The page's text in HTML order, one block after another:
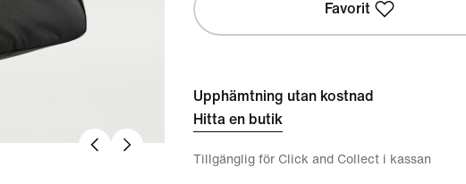
Favorit
Upphämtning utan kostnad
Hitta en butik
Tillgänglig för Click and Collect i kassan